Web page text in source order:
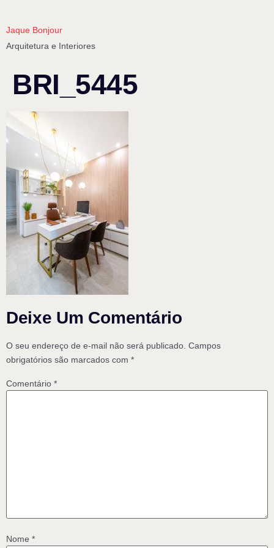
Jaque Bonjour
Arquitetura e Interiores
BRI_5445
Deixe Um Comentário
O seu endereço de e-mail não será publicado. Campos
obrigatórios são marcados com *
Comentário *
Nome *